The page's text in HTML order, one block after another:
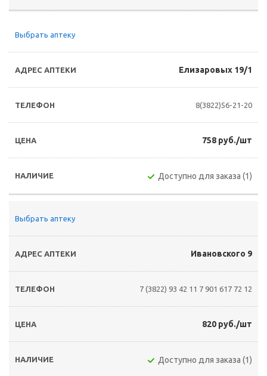
Выбрать аптеку
Елизаровых 19/1
8(3822)56-21-20
758 руб./шт
Доступно для заказа (1)
Выбрать аптеку
Ивановского 9
7 (3822) 93 42 11 7 901 617 72 12
820 руб./шт
Доступно для заказа (1)